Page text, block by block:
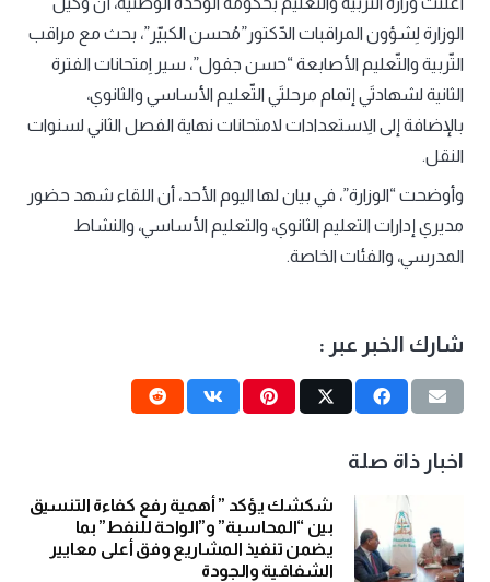
الوزارة لِشؤون المراقبات الدّكتور”مُحسن الكبيّر”، بحث مع مراقب
التّربية والتّعليم الأصابعة “حسن جفول”، سير اِمتحانات الفترة
الثانية لشهادتَي إتمام مرحلتَي التّعليم الأساسي والثانوي،
بالإضافة إلى الاِستعدادات لامتحانات نهاية الفصل الثاني لسنوات
النقل.
وأوضحت “الوزارة”، في بيان لها اليوم الأحد، أن اللقاء شهد حضور
مديري إدارات التعليم الثانوي، والتعليم الأساسي، والنشاط
المدرسي، والفئات الخاصة.
شارك الخبر عبر :
اخبار ذاة صلة
شكشك يؤكد ” أهمية رفع كفاءة التنسيق
بين “المحاسبة” و”الواحة للنفط” بما
يضمن تنفيذ المشاريع وفق أعلى معايير
الشفافية والجودة